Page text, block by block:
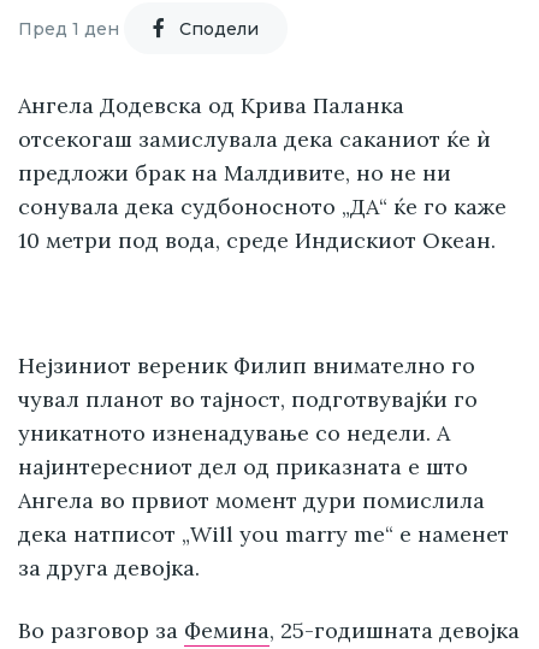
Пред 1 ден Cподели
Ангела Додевска од Крива Паланка
отсекогаш замислувала дека саканиот ќе ѝ
предложи брак на Малдивите, но не ни
сонувала дека судбоносното „ДА“ ќе го каже
10 метри под вода, среде Индискиот Океан.
Нејзиниот вереник Филип внимателно го
чувал планот во тајност, подготвувајќи го
уникатното изненадување со недели. А
најинтересниот дел од приказната е што
Ангела во првиот момент дури помислила
дека натписот „Will you marry me“ е наменет
за друга девојка.
Во разговор за Фемина, 25-годишната девојка